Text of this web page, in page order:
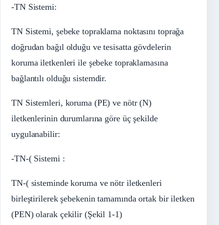
-TN Sistemi:
TN Sistemi, şebeke topraklama noktasını toprağa
doğrudan bağıl olduğu ve tesisatta gövdelerin
koruma iletkenleri ile şebeke topraklamasına
bağlantılı olduğu sistemdir.
TN Sistemleri, koruma (PE) ve nötr (N)
iletkenlerinin durumlarına göre üç şekilde
uygulanabilir:
-TN-( Sistemi :
TN-( sisteminde koruma ve nötr iletkenleri
birleştirilerek şebekenin tamamında ortak bir iletken
(PEN) olarak çekilir (Şekil 1-1)